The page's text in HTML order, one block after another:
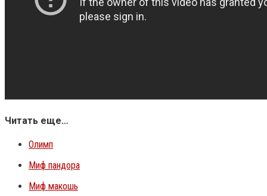
Читать еще…
Олимп
Миф пандора
Миф макошь